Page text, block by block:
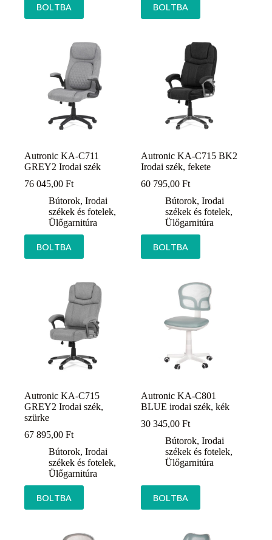
BOLTBA BOLTBA
Autronic KA-C711
GREY2 Irodai szék
76 045,00 Ft
Bútorok, Irodai
székek és fotelek,
Ülőgarnitúra
BOLTBA
Autronic KA-C715 BK2
Irodai szék, fekete
60 795,00Ft
Bútorok,Irodai
székek és fotelek,
Ülőgarnitúra
BOLTBA
Autronic KA-C715
GREY2 Irodai szék,
szürke
67 895,00 Ft
Bútorok, Irodai
székek és fotelek,
Ülőgarnitúra
BOLTBA
Autronic KA-C801
BLUE irodai szék, kék
30 345,00Ft
Bútorok,Irodai
székek és fotelek,
Ülőgarnitúra
BOLTBA